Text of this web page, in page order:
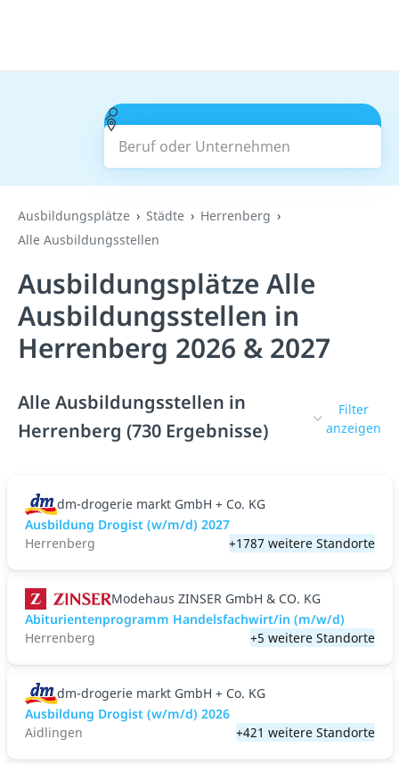
Beruf oder Unternehmen
Suchen
Ausbildungsplätze Städte
Herrenberg
Alle Ausbildungsstellen
Ausbildungsplätze Alle
Ausbildungsstellen in
Herrenberg 2026 & 2027
Alle Ausbildungsstellen in
Herrenberg (730 Ergebnisse)
Filter
anzeigen
dm-drogerie markt GmbH + Co. KG
Ausbildung Drogist (w/m/d) 2027
Herrenberg
+1787 weitere Standorte
Modehaus ZINSER GmbH & CO. KG
Abiturientenprogramm Handelsfachwirt/in (m/w/d)
Herrenberg
+5 weitere Standorte
dm-drogerie markt GmbH + Co. KG
Ausbildung Drogist (w/m/d) 2026
Aidlingen
+421 weitere Standorte